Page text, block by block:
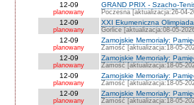
12-09
planowany
GRAND PRIX - Szacho-
Poczesna [aktualizacja:26-04-
12-09
planowany
XXI Ekumeniczna
Gorlice [aktualizacja:08-05-
12-09
planowany
Zamojskie Memoriały:
Zamość [aktualizacja:18-05-
12-09
planowany
Zamojskie Memoriały:
Zamość [aktualizacja:18-05-
12-09
planowany
Zamojskie Memoriały:
Zamość [aktualizacja:18-05-
12-09
planowany
Zamojskie Memoriały:
Zamość [aktualizacja:18-05-